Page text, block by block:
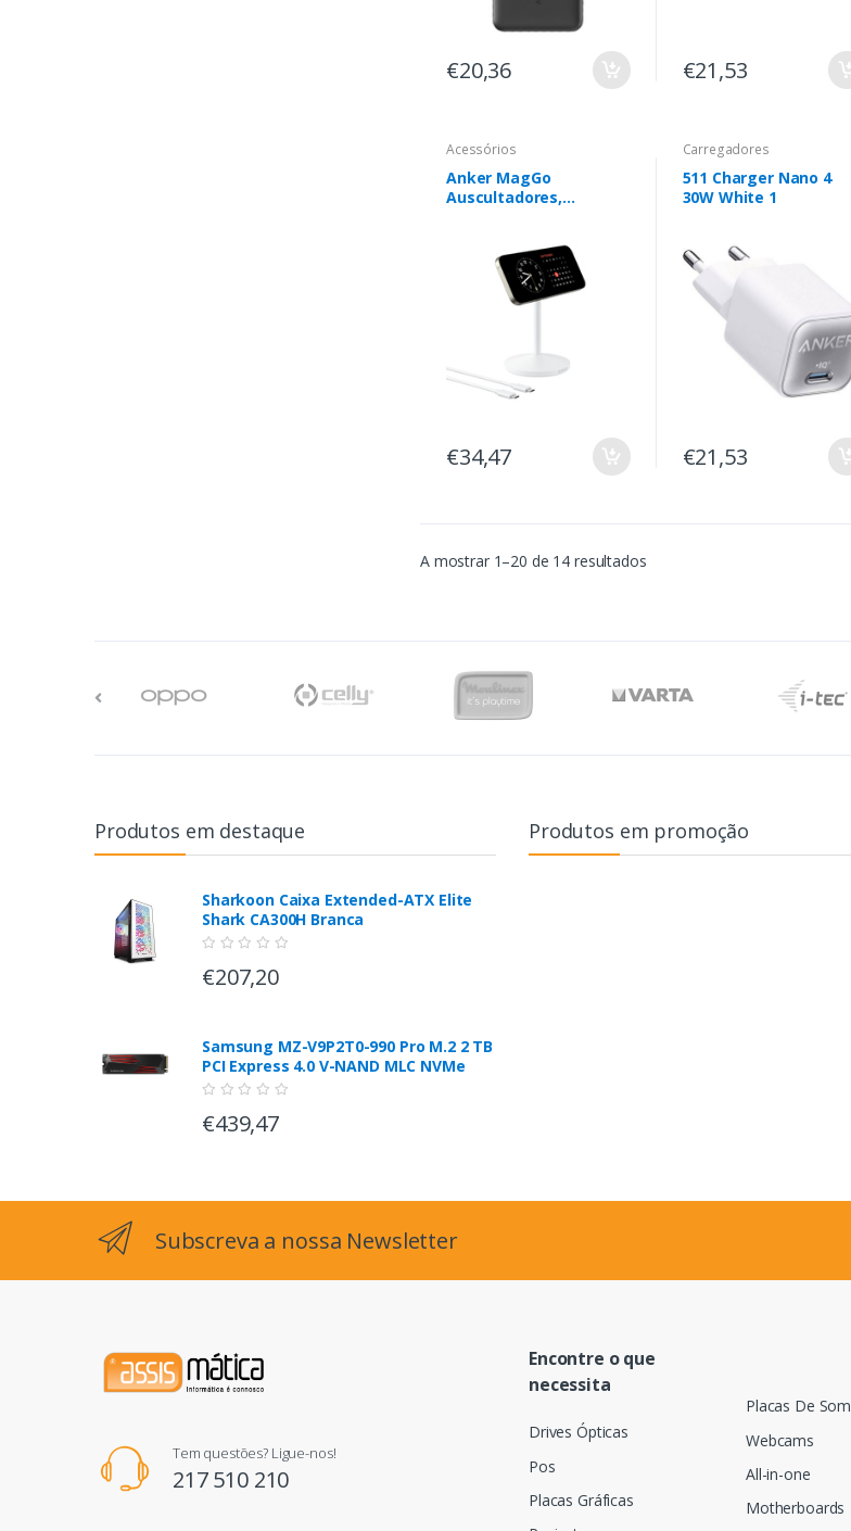
€20,36 €21,53
Acessórios
Anker MagGo
Auscultadores,
Smartwatch Branco
USB Carregamento
wireless Carregamento
€34,47
Carregadores
511 Charger Nano 4
30W White 1
€21,53
A mostrar 1–20 de 14 resultados
Produtos em destaque
Sharkoon Caixa Extended-ATX Elite
Shark CA300H Branca
€207,20
Samsung MZ-V9P2T0-990 Pro M.2 2 TB
PCI Express 4.0 V-NAND MLC NVMe
€439,47
Produtos em promoção
Subscreva a nossa Newsletter
Tem questões? Ligue-nos!
217 510 210
Encontre o que
necessita
Drives Ópticas
Pos
Placas Gráficas
Placas De Som
Webcams
All-in-one
Motherboards